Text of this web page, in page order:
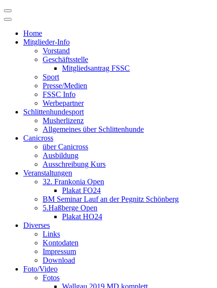
Skip
to
Home
Mitglieder-Info
Vorstand
Geschäftsstelle
Mitgliedsantrag FSSC
Sport
Presse/Medien
FSSC Info
Werbepartner
Schlittenhundesport
Musherlizenz
Allgemeines über Schlittenhunde
Canicross
über Canicross
Ausbildung
Ausschreibung Kurs
Veranstaltungen
32. Frankonia Open
Plakat FO24
BM Seminar Lauf an der Pegnitz Schönberg
5.Haßberge Open
Plakat HO24
Diverses
Links
Kontodaten
Impressum
Download
Foto/Video
Fotos
Wallgau 2019 MD komplett